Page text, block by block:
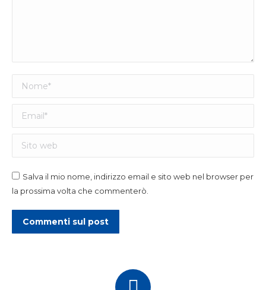
Nome *
Email *
Sito web
Salva il mio nome, indirizzo email e sito web nel browser per
la prossima volta che commenterò.
Commenti sul post